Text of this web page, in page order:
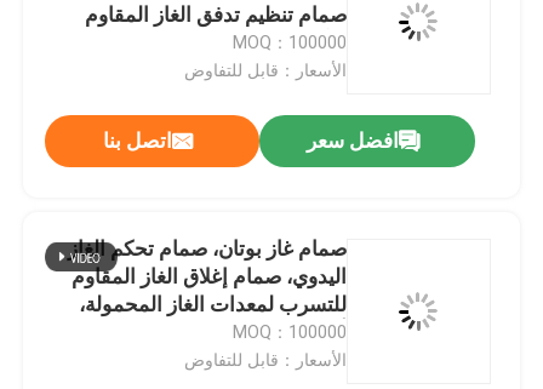
علبة غاز البوتان
صمام رذاذ الطلاء
صمام تنظيف الكربوريتر
صمام المزلق WD 40
صمام تنظيم تدفق الغاز المقاوم
للتآكل من النحاس للاستخدام في
موقد الغاز الصغير المحمول
MOQ：100000
الأسعار：قابل للتفاوض
افضل سعر اتصل بنا
صمام غاز بوتان، صمام تحكم الغاز
اليدوي، صمام إغلاق الغاز المقاوم
للتسرب لمعدات الغاز المحمولة،
أدوات الغاز المنزلية ونظام وقود
بوتان الخارجي
MOQ：100000
الأسعار：قابل للتفاوض